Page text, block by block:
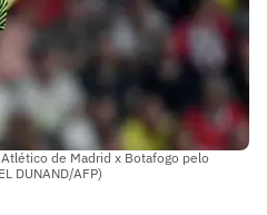
de Madrid x Botafogo pelo
DUNAND/AFP)